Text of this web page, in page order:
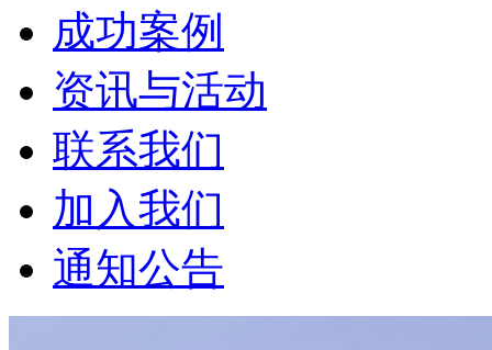
成功案例
资讯与活动
联系我们
加入我们
通知公告